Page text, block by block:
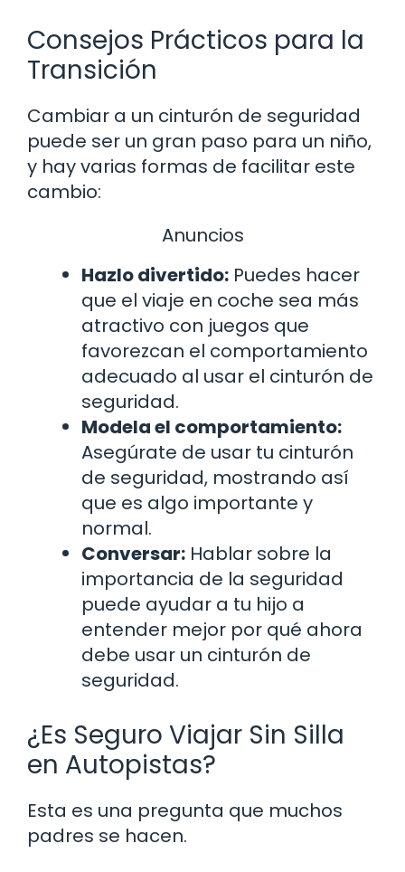
Consejos Prácticos para la
Transición
Cambiar a un cinturón de seguridad
puede ser un gran paso para un niño,
y hay varias formas de facilitar este
cambio:
Anuncios
Hazlo divertido: Puedes hacer
que el viaje en coche sea más
atractivo con juegos que
favorezcan el comportamiento
adecuado al usar el cinturón de
seguridad.
Modela el comportamiento:
Asegúrate de usar tu cinturón
de seguridad, mostrando así
que es algo importante y
normal.
Conversar: Hablar sobre la
importancia de la seguridad
puede ayudar a tu hijo a
entender mejor por qué ahora
debe usar un cinturón de
seguridad.
¿Es Seguro Viajar Sin Silla
en Autopistas?
Esta es una pregunta que muchos
padres se hacen.